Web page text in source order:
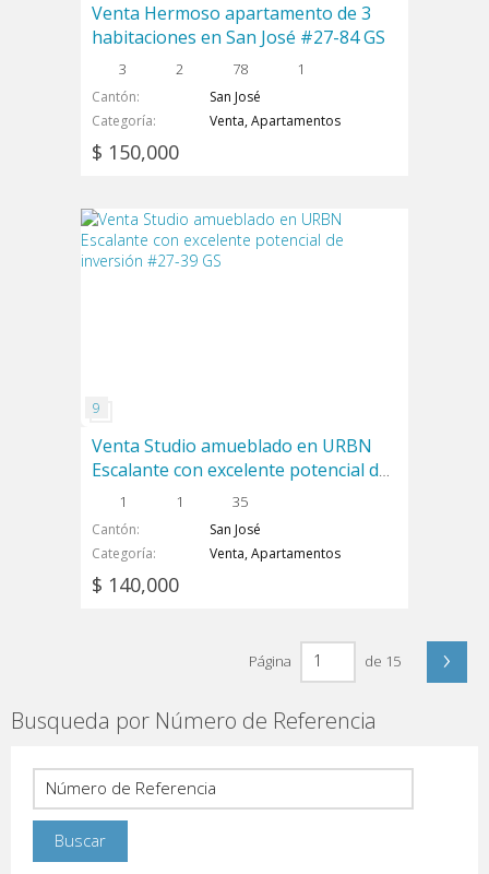
Venta Hermoso apartamento de 3
habitaciones en San José #27-84 GS
3 2 78 1
Cantón
San José
Categoría
Venta, Apartamentos
$ 150,000
Venta Studio amueblado en URBN
Escalante con excelente potencial de
inversión #27-39 GS
1 1 35
Cantón
San José
Categoría
Venta, Apartamentos
$ 140,000
Página de 15 ›
Busqueda por Número de Referencia